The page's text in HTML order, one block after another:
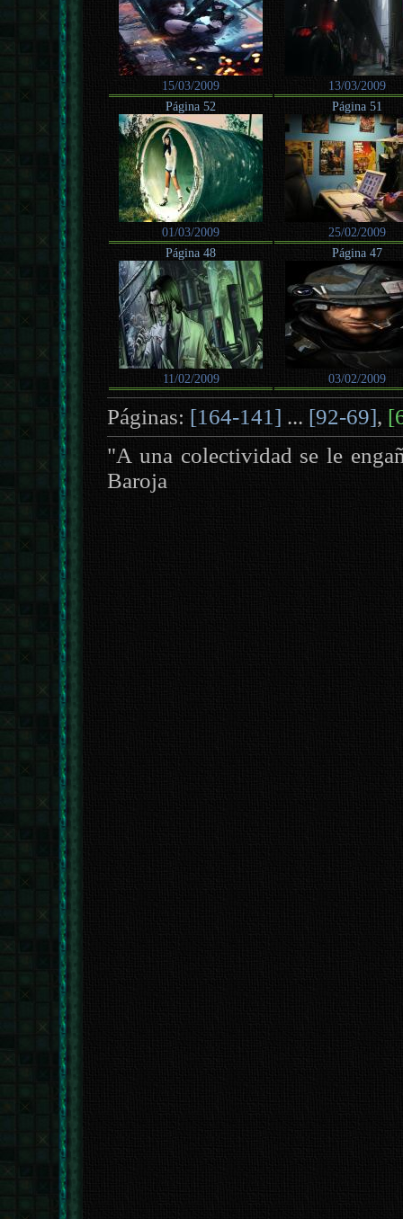
15/03/2009
13/03/2009
Página 52
01/03/2009
Página 51
25/02/2009
Página 48
11/02/2009
Página 47
03/02/2009
Páginas: [164-141] ... [92-69],
"A una colectividad se le
Baroja